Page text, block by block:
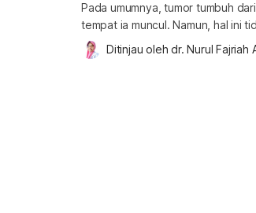
Pada umumnya, tumor tumbuh
tempat ia muncul. Namun, hal ini
mengandung berbagai jenis
terjadi? Apakah tumor teratoma
Ditinjau oleh dr. Nurul Fajriah